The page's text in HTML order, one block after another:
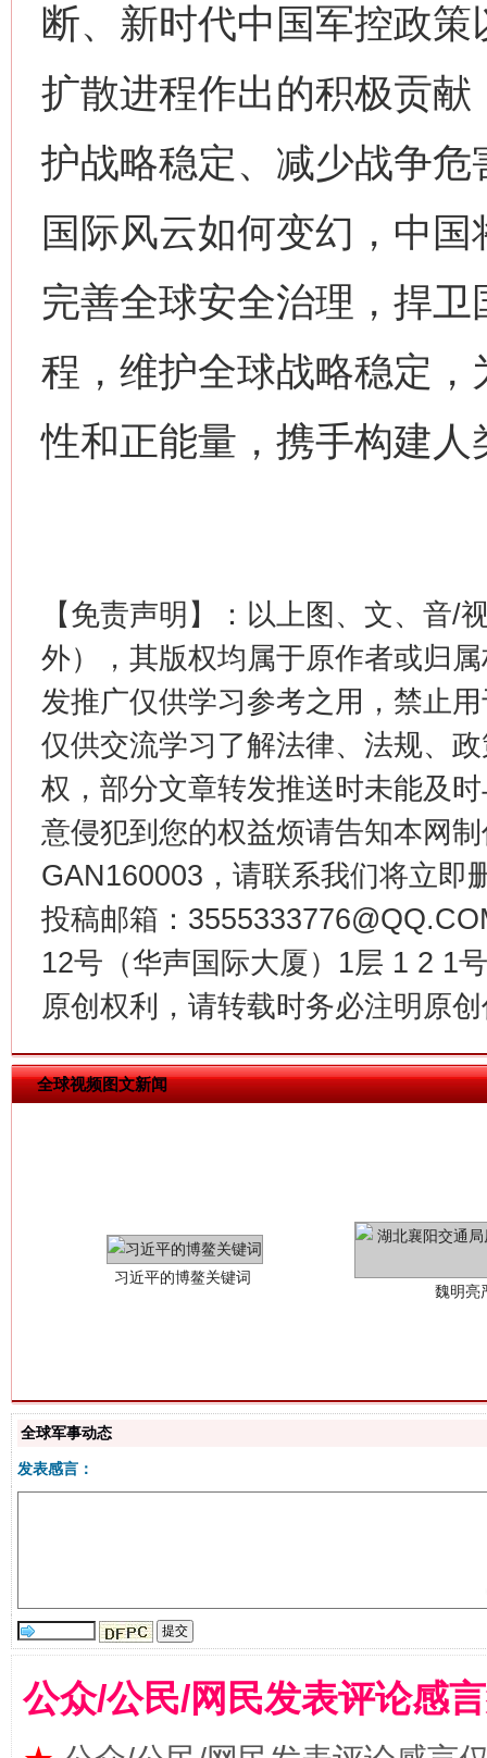
断、新时代中国军控政
扩散进程作出的积极贡
护战略稳定、减少战争
国际风云如何变幻，中
完善全球安全治理，捍
程，维护全球战略稳定
性和正能量，携手构建人
【免责声明】：以上图、文、音/
外），其版权均属于原作者或归
发推广仅供学习参考之用，禁止
仅供交流学习了解法律、法规、
权，部分文章转发推送时未能及
意侵犯到您的权益烦请告知本网
GAN160003，请联系我们将立即
投稿邮箱：
12号（华声国际大厦）1层 1 2 1
原创权利，请转载时务必注明原
全球视频图文新闻
网上购药对药下症？
在谋一域中谋全局
今
全球军事动态
发表感言：
公众/公民/网民发表评论感